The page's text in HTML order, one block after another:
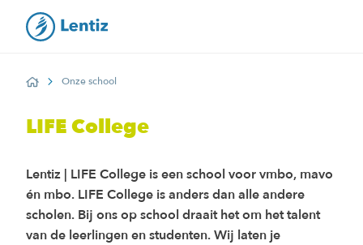
HomeOnze school
LIFE College
Lentiz | LIFE College is een school voor vmbo, mavo
én mbo. LIFE College is anders dan alle andere
scholen. Bij ons op school draait het om het talent
van de leerlingen en studenten. Wij laten je